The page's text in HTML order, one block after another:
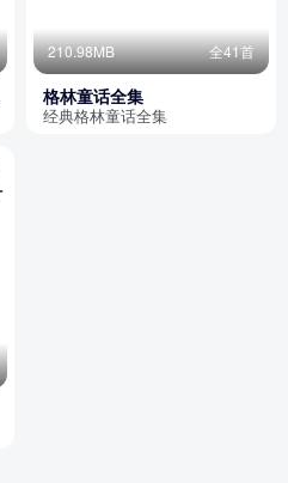
210.98MB 全41首
格林童话全集
经典格林童话全集